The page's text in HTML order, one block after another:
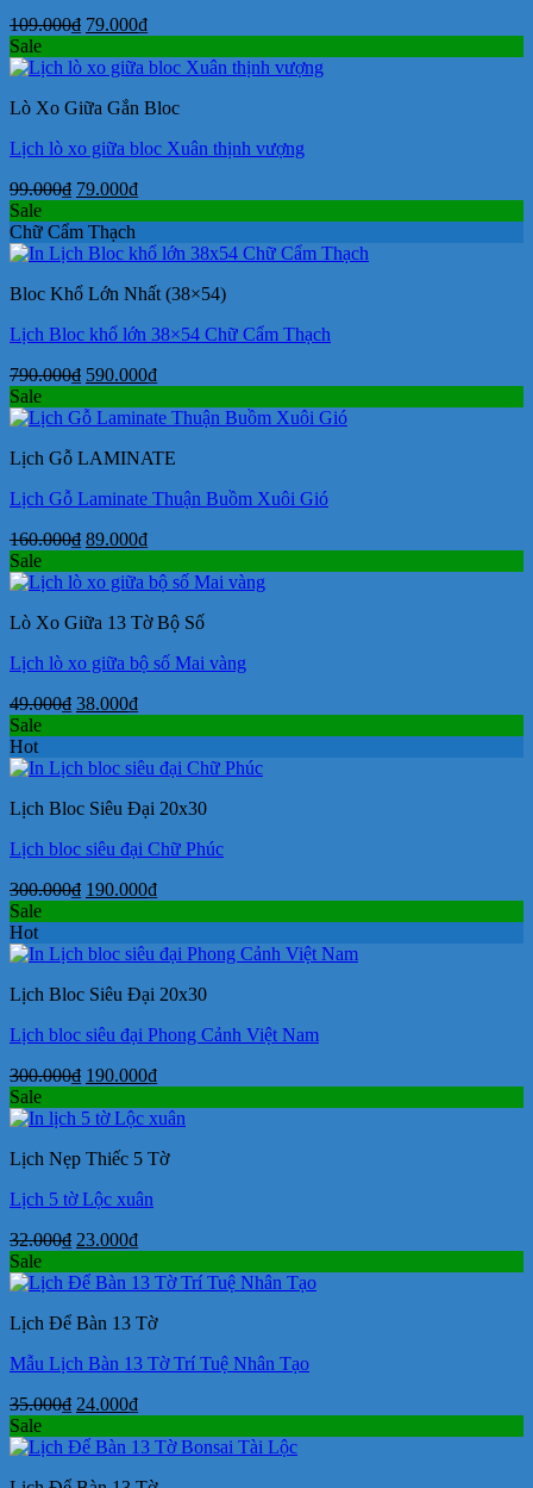
109.000₫ Giá
là:
79.000₫Giá
tại
79.000₫.
Sale
Lò Xo Giữa Gắn Bloc
Lịch lò xo giữa bloc Xuân thịnh vượng
99.000₫ Giá
là:
99.000₫.
79.000₫Giá
là:
Sale
Chữ Cẩm Thạch
Bloc Khổ Lớn Nhất (38×54)
Lịch Bloc khổ lớn 38×54 Chữ Cẩm Thạch
790.000₫ Giá
là:
590.000₫Giá
tại
590.000₫.
Sale
Lịch Gỗ LAMINATE
Lịch Gỗ Laminate Thuận Buồm Xuôi Gió
160.000₫ Giá
là:
89.000₫Giá
tại
89.000₫.
Sale
Lò Xo Giữa 13 Tờ Bộ Số
Lịch lò xo giữa bộ số Mai vàng
49.000₫ Giá
49.000₫.
38.000₫Giá
là:
Sale
Hot
Lịch Bloc Siêu Đại 20x30
Lịch bloc siêu đại Chữ Phúc
300.000₫ Giá
300.000₫.
190.000₫Giá
là:
Sale
Hot
Lịch Bloc Siêu Đại 20x30
Lịch bloc siêu đại Phong Cảnh Việt Nam
300.000₫ Giá
là:
190.000₫Giá
tại
190.000₫.
Sale
Lịch Nẹp Thiếc 5 Tờ
Lịch 5 tờ Lộc xuân
32.000₫ Giá
là:
23.000₫Giá
tại
23.000₫.
Sale
Lịch Để Bàn 13 Tờ
Mẫu Lịch Bàn 13 Tờ Trí Tuệ Nhân Tạo
35.000₫ Giá
là:
24.000₫Giá
tại
Sale